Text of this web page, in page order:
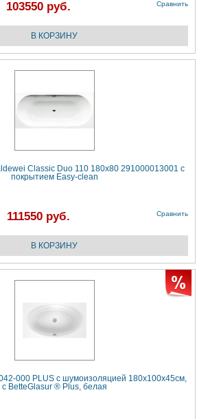
103550 руб. Сравнить
Classic Duo 110 180х80 291000013001 с
покрытием Easy-clean
111550 руб. Сравнить
000 PLUS с шумоизоляцией 180х100х45см,
с BetteGlasur ® Plus, белая